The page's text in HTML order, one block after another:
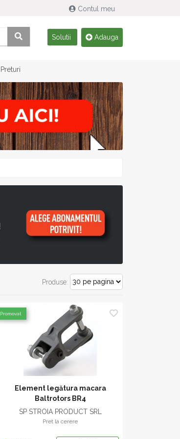
Contul meu
Solutii Adauga
Preturi
Produse:
Element legătura macara
Baltrotors BR4
SP STROIA PRODUCT SRL
Pret la cerere
Promovat